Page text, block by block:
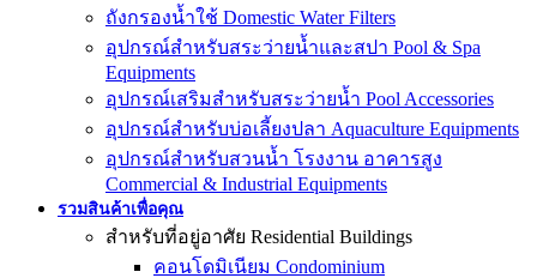
ถังกรองน้ำใช้ Domestic Water Filters
อุปกรณ์สำหรับสระว่ายน้ำและสปา Pool & Spa
Equipments
อุปกรณ์เสริมสำหรับสระว่ายน้ำ Pool Accessories
อุปกรณ์สำหรับบ่อเลี้ยงปลา Aquaculture Equipments
อุปกรณ์สำหรับสวนน้ำ โรงงาน อาคารสูง
Commercial & Industrial Equipments
รวมสินค้าเพื่อคุณ
สำหรับที่อยู่อาศัย Residential Buildings
คอนโดมิเนียม Condominium